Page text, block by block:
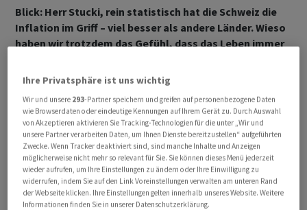
Blick: Herr Stucki, rein statistisch hat die Schweiz die
Inflation im Griff – viel besser als andere Länder. Wieso
haben wir trotzdem das Gefühl, dass das Leben immer
Thomas Stucki:
Das liegt daran, dass wir nur ganz
wenige Preise in unsere Überlegungen miteinbeziehen.
Der eine spürt die Teuerung bei den Nahrungsmitteln,
die andere bei den Flug- oder Benzinpreisen. Das
Inflationsempfinden ist sehr individuell: Wer eine neue
Wohnung sucht, nimmt die Teuerung wieder anders
wahr.
Ihre Privatsphäre ist uns wichtig
Wir und unsere 293-Partner speichern und greifen auf personenbezogene Daten
wie Browserdaten oder eindeutige Kennungen auf Ihrem Gerät zu. Durch Auswahl
von Akzeptieren aktivieren Sie Tracking-Technologien für die unter „Wir und
unsere Partner verarbeiten Daten, um Ihnen Dienste bereitzustellen“ aufgeführten
Zwecke. Wenn Tracker deaktiviert sind, sind manche Inhalte und Anzeigen
möglicherweise nicht mehr so relevant für Sie. Sie können dieses Menü jederzeit
wieder aufrufen, um Ihre Einstellungen zu ändern oder Ihre Einwilligung zu
widerrufen, indem Sie auf den Link Voreinstellungen verwalten am unteren Rand
der Webseite klicken. Ihre Einstellungen gelten innerhalb unseres Website. Weitere
Informationen finden Sie in unserer Datenschutzerklärung.